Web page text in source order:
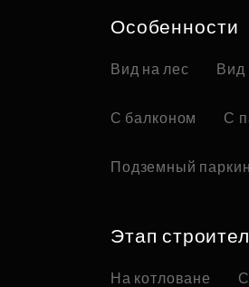
Особенности
Вид на лес Вид
С балконом С
Подземный
Этап
На котловане